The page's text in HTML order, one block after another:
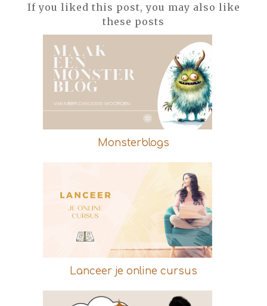
If you liked this post, you may also like
these posts
Monsterblogs
Lanceer je online cursus